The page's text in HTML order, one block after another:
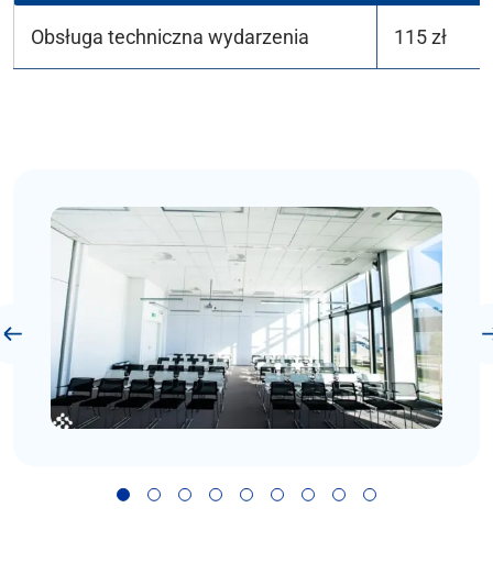
Obsługa techniczna wydarzenia 115 zł
Poprzedni slajd
slajd 1slajd 2slajd 3slajd 4slajd 5slajd 6slajd 7slajd 8slajd 9